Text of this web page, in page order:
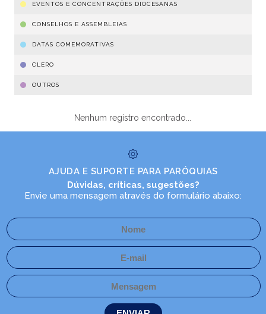
EVENTOS E CONCENTRAÇÕES DIOCESANAS
CONSELHOS E ASSEMBLEIAS
DATAS COMEMORATIVAS
CLERO
OUTROS
Nenhum registro encontrado...
AJUDA E SUPORTE PARA PARÓQUIAS
Dúvidas, críticas, sugestões?
Envie uma mensagem através do formulário abaixo: